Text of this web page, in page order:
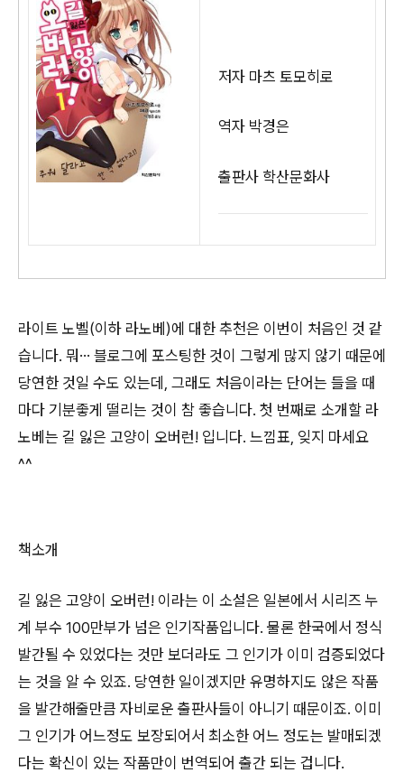
저자 마츠 토모히로
역자 박경은
출판사 학산문화사
라이트 노벨(이하 라노베)에 대한 추천은 이번이 처음인 것 같
습니다. 뭐… 블로그에 포스팅한 것이 그렇게 많지 않기 때문에
당연한 것일 수도 있는데, 그래도 처음이라는 단어는 들을 때
마다 기분좋게 떨리는 것이 참 좋습니다. 첫 번째로 소개할 라
노베는 길 잃은 고양이 오버런! 입니다. 느낌표, 잊지 마세요
^^
책소개
길 잃은 고양이 오버런! 이라는 이 소설은 일본에서 시리즈 누
계 부수 100만부가 넘은 인기작품입니다. 물론 한국에서 정식
발간될 수 있었다는 것만 보더라도 그 인기가 이미 검증되었다
는 것을 알 수 있죠. 당연한 일이겠지만 유명하지도 않은 작품
을 발간해줄만큼 자비로운 출판사들이 아니기 때문이죠. 이미
그 인기가 어느정도 보장되어서 최소한 어느 정도는 발매되겠
다는 확신이 있는 작품만이 번역되어 출간 되는 겁니다.